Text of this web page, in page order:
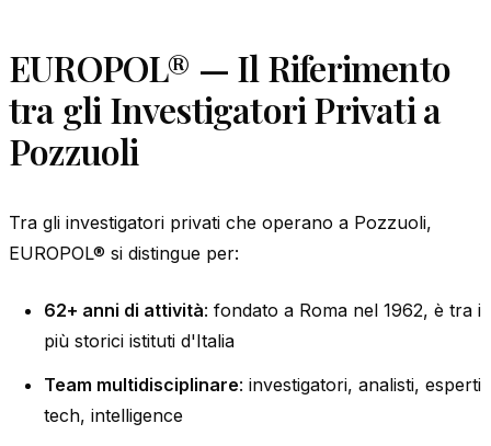
EUROPOL® — Il Riferimento
tra gli Investigatori Privati a
Pozzuoli
Tra gli investigatori privati che operano a Pozzuoli,
EUROPOL® si distingue per:
62+ anni di attività: fondato a Roma nel 1962, è tra i
più storici istituti d'Italia
Team multidisciplinare: investigatori, analisti, esperti
tech, intelligence